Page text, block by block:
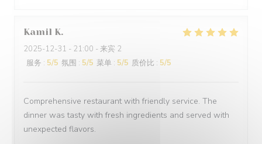
Kamil K
2025-12-31 - 21:00 - 来宾 2
服务 : 5/5 氛围 : 5/5 菜单 : 5/5 质价比 : 5/5
Comprehensive restaurant with friendly service. The
dinner was tasty with fresh ingredients and served with
unexpected flavors.